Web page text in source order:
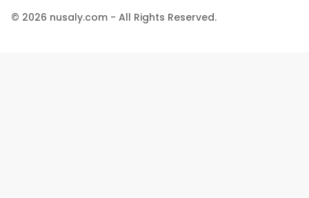
© 2026 nusaly.com - All Rights Reserved.